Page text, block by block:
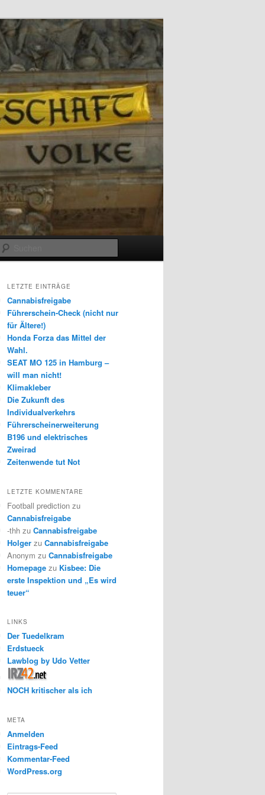
LETZTE EINTRÄGE
Cannabisfreigabe
Führerschein-Check (nicht nur
für Ältere!)
Honda Forza das Mittel der
Wahl.
SEAT MO 125 in Hamburg –
will man nicht!
Klimakleber
Die Zukunft des
Individualverkehrs
Führerscheinerweiterung
B196 und elektrisches
Zweirad
Zeitenwende tut Not
LETZTE KOMMENTARE
Football prediction zu
Cannabisfreigabe
-thh zu Cannabisfreigabe
Holger zu Cannabisfreigabe
Anonym zu Cannabisfreigabe
Homepage zu Kisbee: Die
erste Inspektion und „Es wird
teuer“
LINKS
Der Tuedelkram
Erdstueck
Lawblog by Udo Vetter
NOCH kritischer als ich
META
Anmelden
Eintrags-Feed
Kommentar-Feed
WordPress.org